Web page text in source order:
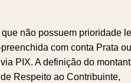
não possuem prioridade
com conta Prata
PIX. A definição do
Respeito ao Contribuinte,